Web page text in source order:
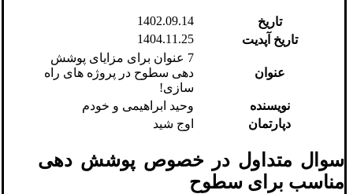
تاریخ
1402.09.14
تاریخ آپدیت
1404.11.25
عنوان
7 عنوان برای مزایای پوشش
دهی سطوح در پروژه های راه
سازی!
نویسنده
وحید ابراهیمی و خودم
دپارتمان
اوج شید
سوال متداول در خصوص پوشش دهی
مناسب برای سطوح